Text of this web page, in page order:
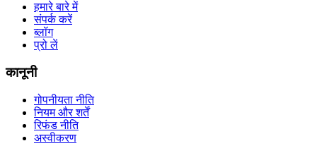
हमारे बारे में
संपर्क करें
ब्लॉग
प्रो लें
कानूनी
गोपनीयता नीति
नियम और शर्तें
रिफंड नीति
अस्वीकरण